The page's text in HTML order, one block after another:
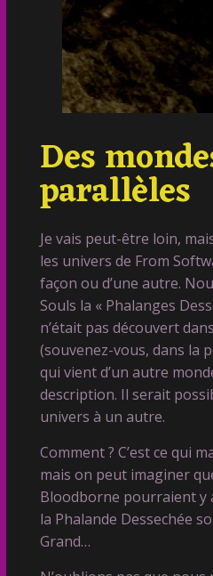
Des
parallèles
Je vais peut-être loin,
les univers de From
façon ou d’une autre.
Souls la « Phalanges
n’était pas découvert
(souvenez-vous, dans la
qui vient d’un autre
description. Il serait
univers à un autre.
Comment ? C’est ce qui
mais on peut imaginer
Bloodborne pourraient y
la Phalande Dessechée
Grand…